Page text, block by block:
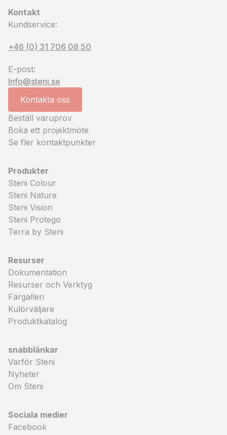
Kontakt
Kundservice:
+46 (0) 31 706 08 50
E-post:
Info@steni.se
Kontakta oss
Beställ varuprov
Boka ett projektmöte
Se fler kontaktpunkter
Produkter
Steni Colour
Steni Nature
Steni Vision
Steni Protego
Terra by Steni
Resurser
Dokumentation
Resurser och Verktyg
Färgalleri
Kulörväljare
Produktkatalog
snabblänkar
Varför Steni
Nyheter
Om Steni
Sociala medier
Facebook